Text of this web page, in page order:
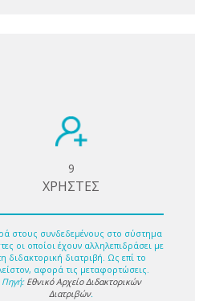
9
ΧΡΗΣΤΕΣ
στους συνδεδεμένους στο σύστημα
οι οποίοι έχουν αλληλεπιδράσει με
διδακτορική διατριβή. Ως επί το
αφορά τις μεταφορτώσεις.
Πηγή: Εθνικό Αρχείο Διδακτορικών
Διατριβών.